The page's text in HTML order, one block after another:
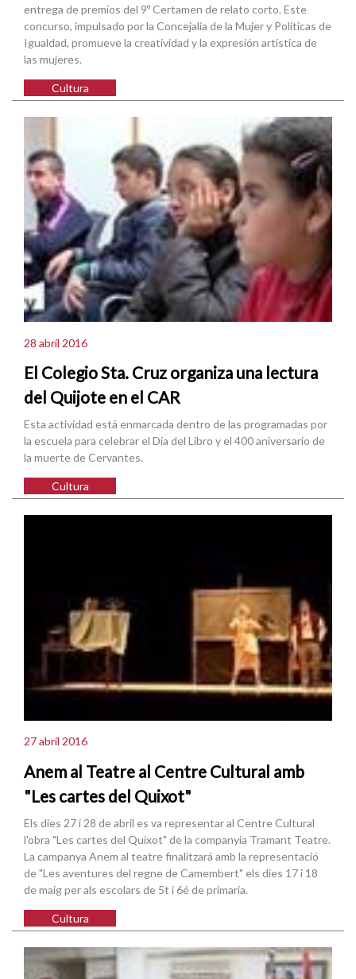
entrega de premios del 9º Certamen de relato corto. Este
concurso, impulsado por la Concejalía de la Mujer y Políticas de
Igualdad, promueve la creatividad y la expresión artística de
las mujeres.
Cultura
28 abril 2016
El Colegio Sta. Cruz organiza una lectura
del Quijote en el CAR
Esta actividad está enmarcada dentro de las programadas por
la escuela para celebrar el Día del Libro y el 400 aniversario de
la muerte de Cervantes.
Cultura
27 abril 2016
Anem al Teatre al Centre Cultural amb
"Les cartes del Quixot"
Els dies 27 i 28 de abril es va representar al Centre Cultural
l'obra "Les cartes del Quixot" de la companyia Tramant Teatre.
La campanya Anem al teatre finalitzará amb la representació
de "Les aventures del regne de Camembert" els dies 17 i 18
de maig per als escolars de 5t i 6é de primaria.
Cultura